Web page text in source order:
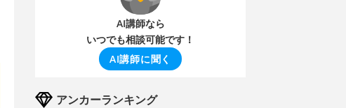
AI講師なら
いつでも相談可能です！
AI講師に聞く
アンカーランキング